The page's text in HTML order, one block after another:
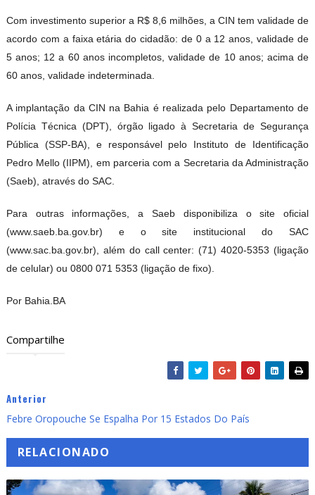
Com investimento superior a R$ 8,6 milhões, a CIN tem validade de
acordo com a faixa etária do cidadão: de 0 a 12 anos, validade de
5 anos; 12 a 60 anos incompletos, validade de 10 anos; acima de
60 anos, validade indeterminada.
A implantação da CIN na Bahia é realizada pelo Departamento de
Polícia Técnica (DPT), órgão ligado à Secretaria de Segurança
Pública (SSP-BA), e responsável pelo Instituto de Identificação
Pedro Mello (IIPM), em parceria com a Secretaria da Administração
(Saeb), através do SAC.
Para outras informações, a Saeb disponibiliza o site oficial
(www.saeb.ba.gov.br) e o site institucional do SAC
(www.sac.ba.gov.br), além do call center: (71) 4020-5353 (ligação
de celular) ou 0800 071 5353 (ligação de fixo).
Por Bahia.BA
Compartilhe
Anterior
Febre Oropouche Se Espalha Por 15 Estados Do País
RELACIONADO